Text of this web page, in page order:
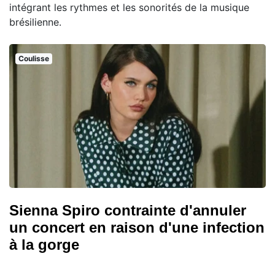
intégrant les rythmes et les sonorités de la musique
brésilienne.
Coulisse
Sienna Spiro contrainte d'annuler
un concert en raison d'une infection
à la gorge